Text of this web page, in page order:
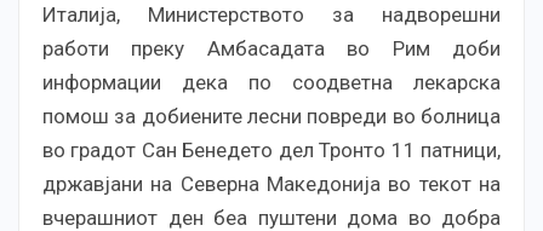
Италија, Министерството за надворешни
работи преку Амбасадата во Рим доби
информации дека по соодветна лекарска
помош за добиените лесни повреди во болница
во градот Сан Бенедето дел Тронто 11 патници,
државјани на Северна Македонија во текот на
вчерашниот ден беа пуштени дома во добра